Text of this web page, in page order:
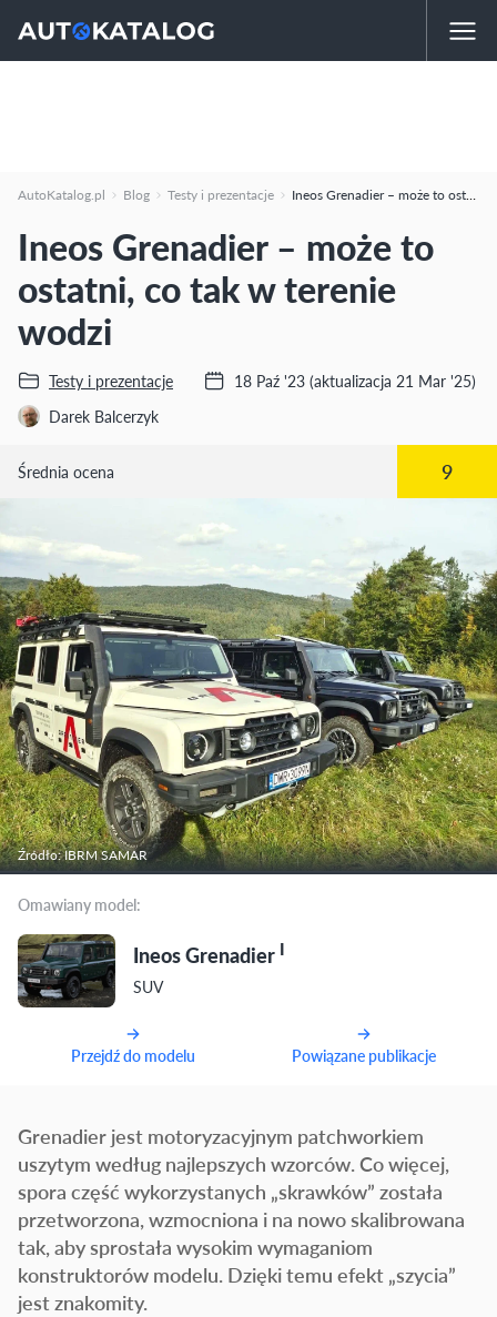
AutoKatalog.pl Blog Testy i prezentacje Ineos Grenadier – może to ostatni, co tak w terenie wodzi
Ineos Grenadier – może to
ostatni, co tak w terenie
wodzi
Testy i prezentacje
Darek Balcerzyk
18 Paź '23 (aktualizacja 21 Mar '25)
Średnia ocena 9
Źródło: IBRM SAMAR
Omawiany model:
Ineos Grenadier I
SUV
Przejdź do modelu Powiązane publikacje
Grenadier jest motoryzacyjnym patchworkiem
uszytym według najlepszych wzorców. Co więcej,
spora część wykorzystanych „skrawków” została
przetworzona, wzmocniona i na nowo skalibrowana
tak, aby sprostała wysokim wymaganiom
konstruktorów modelu. Dzięki temu efekt „szycia”
jest znakomity.